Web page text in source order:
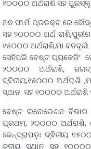
୧୦୦୦୦ ଅର୍ଥରାଶି ସହ
ନନ ଫାର୍ମ ପ୍ରଡକ୍ଟ ରେ
ସହ ୨୦୦୦୦ ଅର୍ଥ
୧୫୦୦୦ ଅର୍ଥରାଶି,ମା
ସେହିପରି ବେଷ୍ଟ ପ୍ୟକେଜିଂ
୨୦୦୦୦ ଅର୍ଥରାଶି,
ଦ୍ବିତୀୟ,୧୫୦୦୦ ଅର୍ଥରାଶି
ସ୍ଥାନ ସହ ୧୦୦୦୦
ବେଷ୍ଟ ଇନୋଭେଶନ ବିଭାଗ
ପ୍ରଥମ, ୨୦୦୦୦
କେନ୍ଦ୍ରାପଡ଼ା ଦ୍ଵିତୀୟ
ତୃତୀୟ ସ୍ଥାନ ସହ